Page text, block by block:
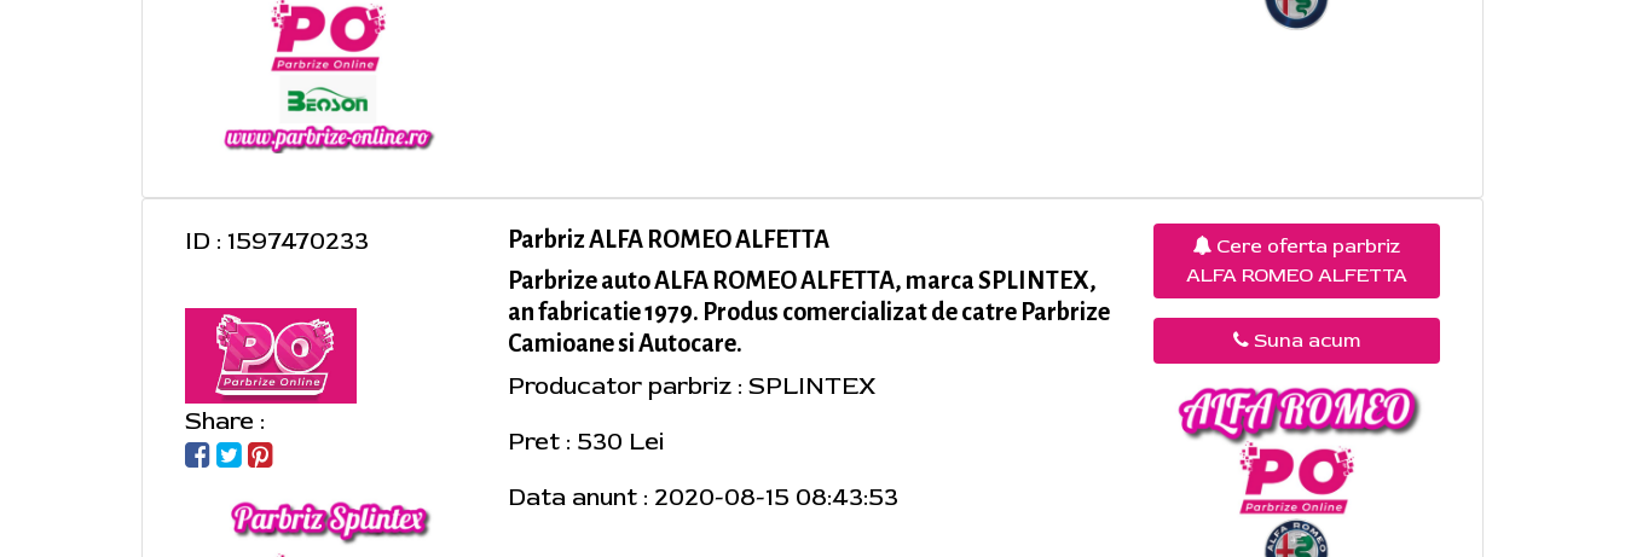
ID : 1597470233
Share :
Parbriz ALFA ROMEO ALFETTA
Parbrize auto ALFA ROMEO ALFETTA, marca SPLINTEX,
an fabricatie 1979. Produs comercializat de catre Parbrize
Camioane si Autocare.
Producator parbriz : SPLINTEX
Pret : 530 Lei
Data anunt : 2020-08-15 08:43:53
Cere oferta parbriz
ALFA ROMEO ALFETTA
Suna acum